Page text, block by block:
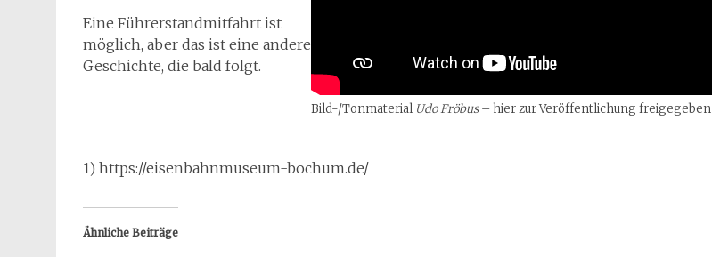
Eine Führerstandmitfahrt ist
möglich, aber das ist eine andere
Geschichte, die bald folgt.
Bild-/Tonmaterial Udo Fröbus– hier zur Veröffentlichung freigegeben
1) https://eisenbahnmuseum-bochum.de/
Ähnliche Beiträge